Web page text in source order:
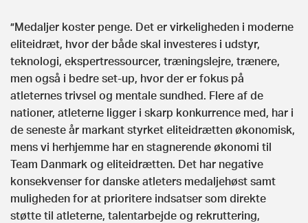
”Medaljer koster penge. Det er virkeligheden i moderne
eliteidræt, hvor der både skal investeres i udstyr,
teknologi, ekspertressourcer, træningslejre, trænere,
men også i bedre set-up, hvor der er fokus på
atleternes trivsel og mentale sundhed. Flere af de
nationer, atleterne ligger i skarp konkurrence med, har i
de seneste år markant styrket eliteidrætten økonomisk,
mens vi herhjemme har en stagnerende økonomi til
Team Danmark og eliteidrætten. Det har negative
konsekvenser for danske atleters medaljehøst samt
muligheden for at prioritere indsatser som direkte
støtte til atleterne, talentarbejde og rekruttering,